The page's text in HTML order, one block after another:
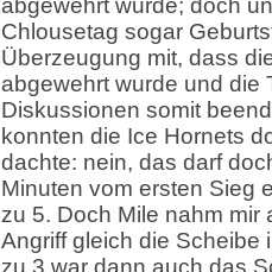
abgewehrt wurde; doch
Chlousetag sogar
Überzeugung mit, dass
abgewehrt wurde und die
Diskussionen somit
konnten die Ice Hornets
dachte: nein, das darf
Minuten vom ersten Sieg
zu 5. Doch Mile nahm mir
Angriff gleich die Scheibe